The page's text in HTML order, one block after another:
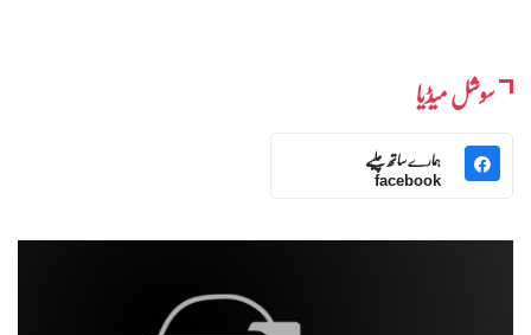
سوشل میڈیا
ہمارے ساتھ چلیے
facebook